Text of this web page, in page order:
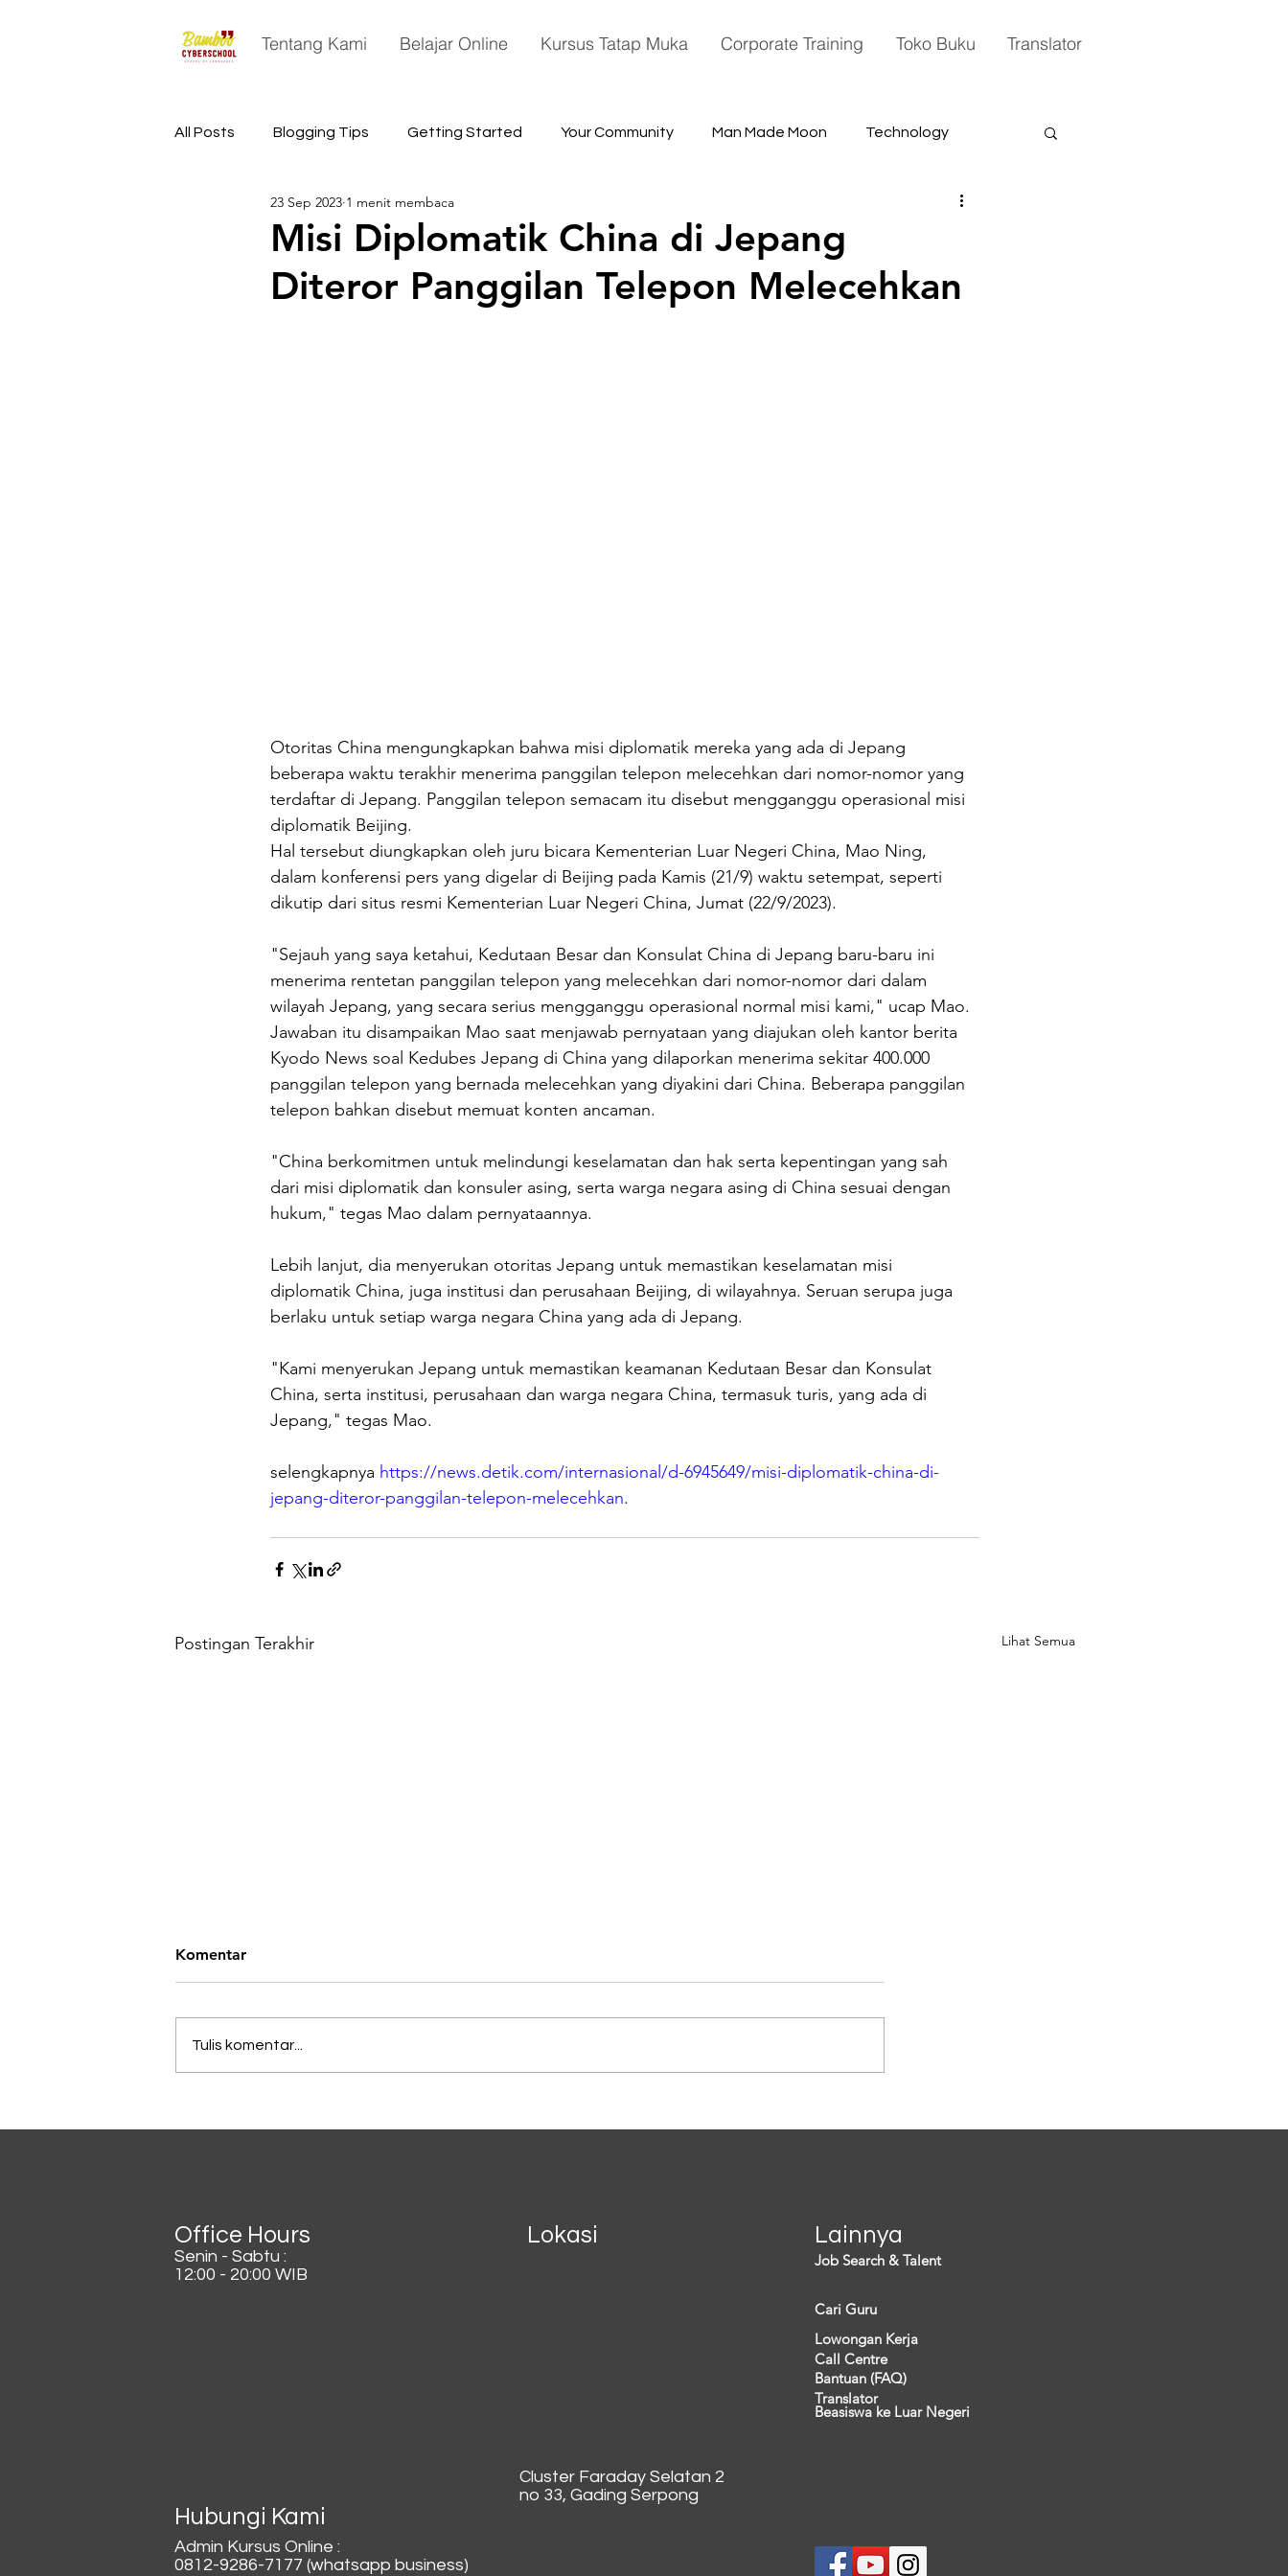
Tentang Kami Belajar Online Kursus Tatap Muka Corporate Training Toko Buku Translator
All Posts Blogging Tips Getting Started Your Community Man Made Moon Technology
Astronomy Space
Misi Diplomatik China di Jepang
Diteror Panggilan Telepon Melecehkan
23 Sep 2023 1 menit membaca
Otoritas China mengungkapkan bahwa misi diplomatik mereka yang ada di Jepang
beberapa waktu terakhir menerima panggilan telepon melecehkan dari nomor-nomor yang
terdaftar di Jepang. Panggilan telepon semacam itu disebut mengganggu operasional misi
diplomatik Beijing.
Hal tersebut diungkapkan oleh juru bicara Kementerian Luar Negeri China, Mao Ning,
dalam konferensi pers yang digelar di Beijing pada Kamis (21/9) waktu setempat, seperti
dikutip dari situs resmi Kementerian Luar Negeri China, Jumat (22/9/2023).
"Sejauh yang saya ketahui, Kedutaan Besar dan Konsulat China di Jepang baru-baru ini
menerima rentetan panggilan telepon yang melecehkan dari nomor-nomor dari dalam
wilayah Jepang, yang secara serius mengganggu operasional normal misi kami," ucap Mao.
Jawaban itu disampaikan Mao saat menjawab pernyataan yang diajukan oleh kantor berita
Kyodo News soal Kedubes Jepang di China yang dilaporkan menerima sekitar 400.000
panggilan telepon yang bernada melecehkan yang diyakini dari China. Beberapa panggilan
telepon bahkan disebut memuat konten ancaman.
"China berkomitmen untuk melindungi keselamatan dan hak serta kepentingan yang sah
dari misi diplomatik dan konsuler asing, serta warga negara asing di China sesuai dengan
hukum," tegas Mao dalam pernyataannya.
Lebih lanjut, dia menyerukan otoritas Jepang untuk memastikan keselamatan misi
diplomatik China, juga institusi dan perusahaan Beijing, di wilayahnya. Seruan serupa juga
berlaku untuk setiap warga negara China yang ada di Jepang.
"Kami menyerukan Jepang untuk memastikan keamanan Kedutaan Besar dan Konsulat
China, serta institusi, perusahaan dan warga negara China, termasuk turis, yang ada di
Jepang," tegas Mao.
selengkapnya https://news.detik.com/internasional/d-6945649/misi-diplomatik-china-di-
jepang-diteror-panggilan-telepon-melecehkan.
Postingan Terakhir Lihat Semua
Dicampur Irisan Daun
'Hilang'
terendah. Kondisi tersebut juga
tetapi menimbulkan persoalan
Komentar
Tulis komentar...
Office Hours
Senin - Sabtu :
12:00 - 20:00 WIB
Lokasi Lainnya
Job Search & Talent
Cari Guru
Lowongan Kerja
Call Centre
Bantuan (FAQ)
Translator
Beasiswa ke Luar Negeri
Cluster Faraday Selatan 2
no 33, Gading Serpong
Hubungi Kami
Admin Kursus Online :
0812-9286-7177 (whatsapp business)